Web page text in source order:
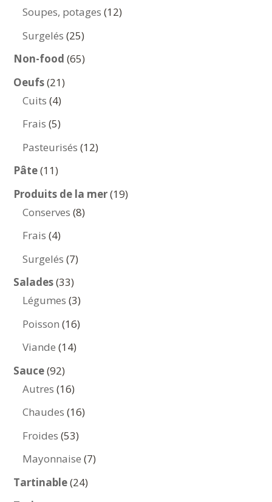
produits
Soupes, potages 1212
Surgelés 2525
produits
Non-food 6565
Oeufs 2121
Cuits 44
produits
Frais 55
produits
Pasteurisés 1212
Pâte 1111
produits
Produits de la mer 1919
Conserves 88
Frais 44
produits
Surgelés 77
Salades 3333
produits
Légumes 33
produits
Poisson 1616
Viande 1414
Sauce 9292
produits
Autres 1616
produits
Chaudes 1616
Froides 5353
produits
Mayonnaise 77
Tartinable 2424